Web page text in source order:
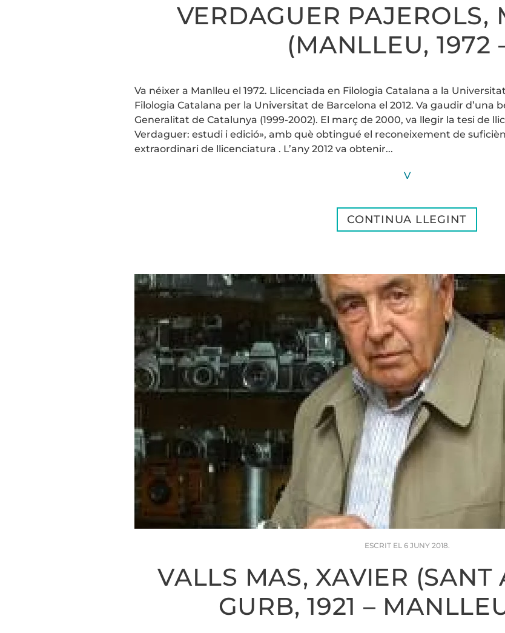
VERDAGUER PAJEROLS,
(MANLLEU, 1972
Va néixer a Manlleu el 1972. Llicenciada en Filologia Catalana a la
Filologia Catalana per la Universitat de Barcelona el 2012. Va gaudir d’una
Generalitat de Catalunya (1999-2002). El març de 2000, va llegir la tesi de
Verdaguer: estudi i edició», amb què obtingué el reconeixement de
extraordinari de llicenciatura . L’any 2012 va obtenir...
V
CONTINUA LLEGINT
ESCRIT EL 6 JUNY 2018.
VALLS MAS, XAVIER (SANT
GURB, 1921 –